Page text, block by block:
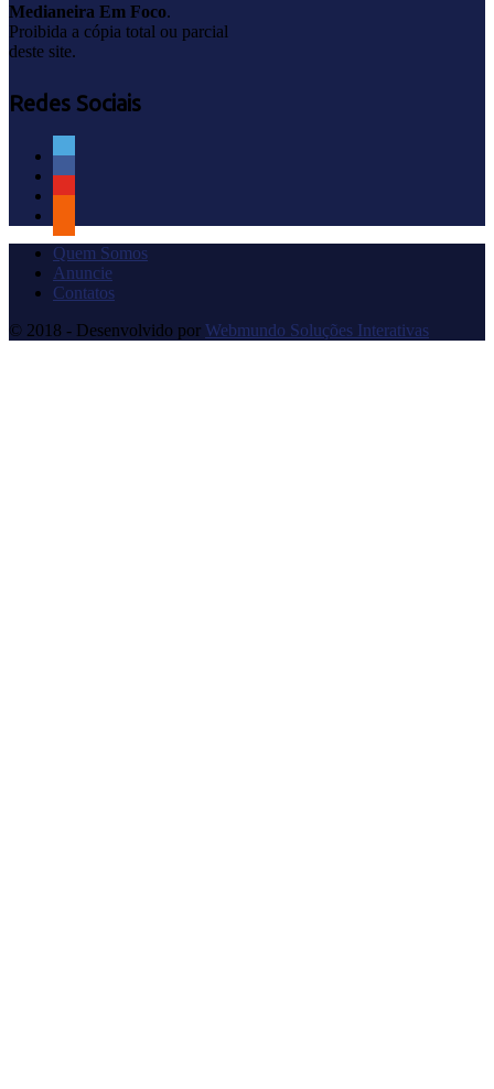
Medianeira Em Foco.
Proibida a cópia total ou parcial
deste site.
Redes Sociais
Quem Somos
Anuncie
Contatos
© 2018 - Desenvolvido por Webmundo Soluções Interativas